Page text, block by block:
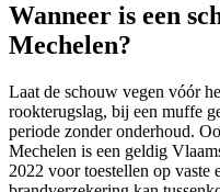
Wanneer is een
Mechelen?
Laat de schouw vegen vóór
rookterugslag, bij een muffe
periode zonder onderhoud.
Mechelen is een geldig
2022 voor toestellen op vaste